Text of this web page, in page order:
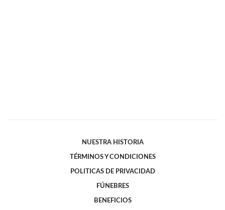
NUESTRA HISTORIA
TÉRMINOS Y CONDICIONES
POLITICAS DE PRIVACIDAD
FÚNEBRES
BENEFICIOS